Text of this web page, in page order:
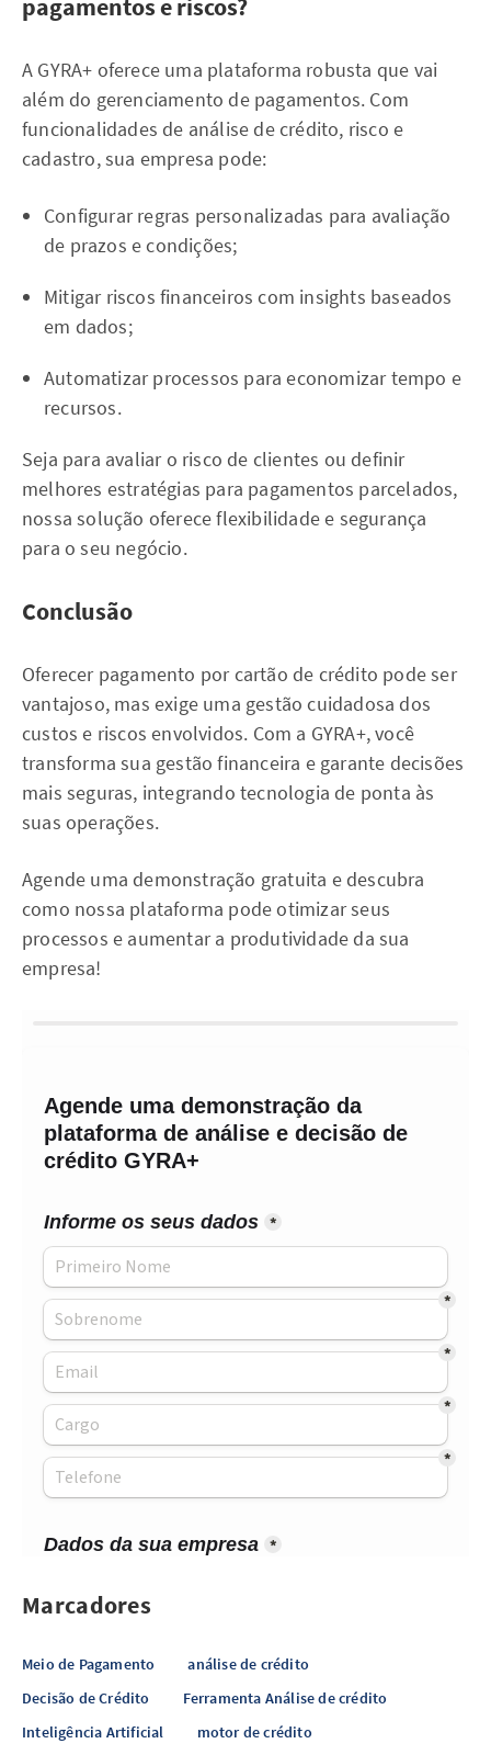
pagamentos e riscos?
A GYRA+ oferece uma plataforma robusta que vai
além do gerenciamento de pagamentos. Com
funcionalidades de análise de crédito, risco e
cadastro, sua empresa pode:
Configurar regras personalizadas para avaliação
de prazos e condições;
Mitigar riscos financeiros com insights baseados
em dados;
Automatizar processos para economizar tempo e
recursos.
Seja para avaliar o risco de clientes ou definir
melhores estratégias para pagamentos parcelados,
nossa solução oferece flexibilidade e segurança
para o seu negócio.
Conclusão
Oferecer pagamento por cartão de crédito pode ser
vantajoso, mas exige uma gestão cuidadosa dos
custos e riscos envolvidos. Com a GYRA+, você
transforma sua gestão financeira e garante decisões
mais seguras, integrando tecnologia de ponta às
suas operações.
Agende uma demonstração gratuita e descubra
como nossa plataforma pode otimizar seus
processos e aumentar a produtividade da sua
empresa!
Marcadores
Meio de Pagamento
análise de crédito
Decisão de Crédito
Ferramenta Análise de crédito
Inteligência Artificial
motor de crédito